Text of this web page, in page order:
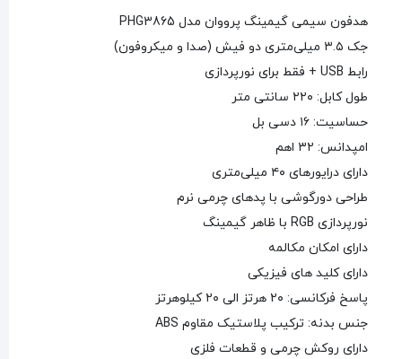
هدفون سیمی گیمینگ پرووان مدل PHG3865
طول کابل: ۲۲۰ سانتی متر
حساسیت: ۱۶ دسی بل
امپدانس: ۳۲ اهم
دارای درایورهای ۴۰ میلی‌متری
طراحی دورگوشی با پدهای چرمی نرم
نورپردازی RGB با ظاهر گیمینگ
دارای امکان مکالمه
دارای کلید های فیزیکی
پاسخ فرکانسی: ۲۰ هرتز الی ۲۰ کیلوهرتز
جنس بدنه: ترکیب پلاستیک مقاوم ABS
دارای روکش چرمی و قطعات فلزی